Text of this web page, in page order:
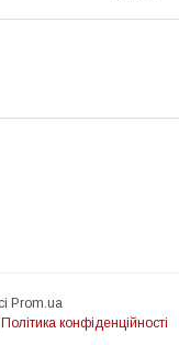
Prom.ua
Політика конфіденційності